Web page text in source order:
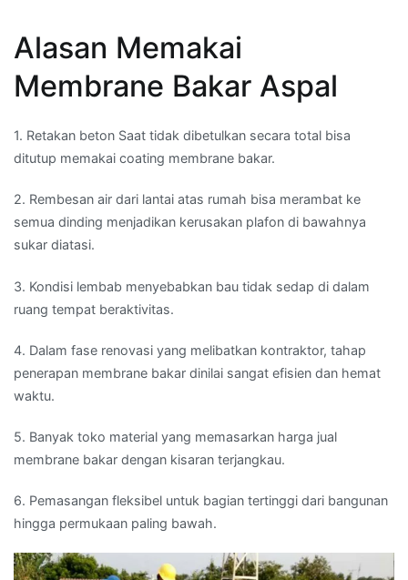
Alasan Memakai
Membrane Bakar Aspal
1. Retakan beton Saat tidak dibetulkan secara total bisa
ditutup memakai coating membrane bakar.
2. Rembesan air dari lantai atas rumah bisa merambat ke
semua dinding menjadikan kerusakan plafon di bawahnya
sukar diatasi.
3. Kondisi lembab menyebabkan bau tidak sedap di dalam
ruang tempat beraktivitas.
4. Dalam fase renovasi yang melibatkan kontraktor, tahap
penerapan membrane bakar dinilai sangat efisien dan hemat
waktu.
5. Banyak toko material yang memasarkan harga jual
membrane bakar dengan kisaran terjangkau.
6. Pemasangan fleksibel untuk bagian tertinggi dari bangunan
hingga permukaan paling bawah.